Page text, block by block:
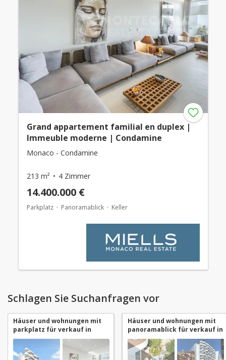
Grand appartement familial en duplex |
Immeuble moderne | Condamine
Monaco - Condamine
213 m² 4 Zimmer
14.400.000 €
Parkplatz Panoramablick Keller
Schlagen Sie Suchanfragen vor
Häuser und wohnungen mit
parkplatz für verkauf in
Monaco Condamine
Häuser und wohnungen mit
panoramablick für verkauf in
Monaco Condamine